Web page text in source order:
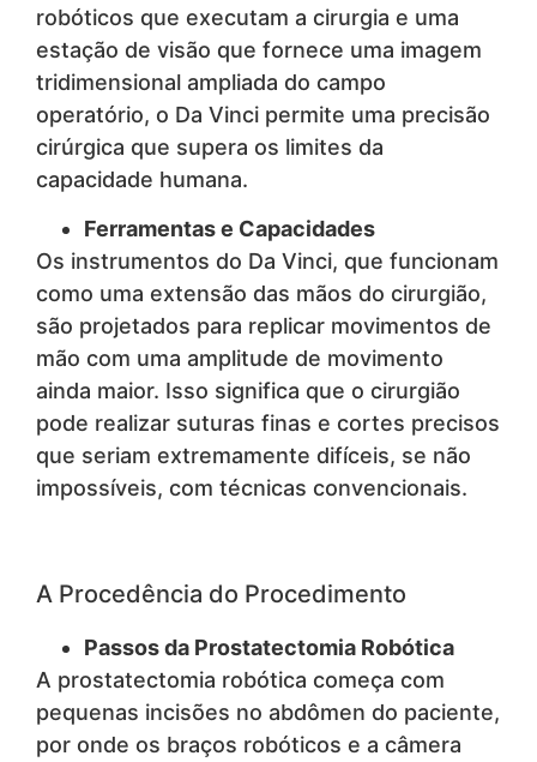
robóticos que executam a cirurgia e uma
estação de visão que fornece uma imagem
tridimensional ampliada do campo
operatório, o Da Vinci permite uma precisão
cirúrgica que supera os limites da
capacidade humana.
Ferramentas e Capacidades
Os instrumentos do Da Vinci, que funcionam
como uma extensão das mãos do cirurgião,
são projetados para replicar movimentos de
mão com uma amplitude de movimento
ainda maior. Isso significa que o cirurgião
pode realizar suturas finas e cortes precisos
que seriam extremamente difíceis, se não
impossíveis, com técnicas convencionais.
A Procedência do Procedimento
Passos da Prostatectomia Robótica
A prostatectomia robótica começa com
pequenas incisões no abdômen do paciente,
por onde os braços robóticos e a câmera